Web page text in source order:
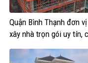
Quận Bình Thạnh đơn
xây nhà trọn gói uy tín,